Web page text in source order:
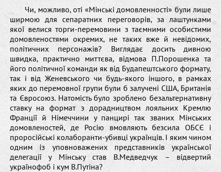
Чи, можливо, оті «Мінські домовленності» були лише
ширмою для сепаратних переговорів, за лаштунками
якої велися торги-перемовини з таємними особистими
домовленостями окремих, не таких вже й невідомих,
політичних персонажів? Виглядає досить дивною
швидка, практично миттєва, відмова П.Порошенка та
його політичної команди як від Будапештського формату,
так і від Женевського чи будь-якого іншого, в рамках
яких до перемовної групи були б залучені США, Британія
та Євросоюз. Натомість було зроблено безальтернативну
ставку на формат з дорадництвом лояльних Кремлю
Франції й Німеччини у панцирі так званих Мінських
домовленостей, де Росію вмовляють безсила ОБСЄ і
проросійські колаборанти-убивці українців. І яким чином
одним із уповноважених представників української
делегації у Мінську став В.Медведчук – відвертий
українофоб і кум В.Путіна?